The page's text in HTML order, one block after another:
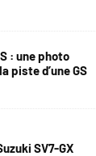
: une photo
piste d’une GS
SV7-GX